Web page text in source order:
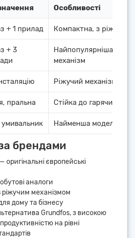
Особливості
+ 1 прилад Компактна, з ріжучим
+ 3
Найпопулярніша
механізм
Ріжучий механізм,
пральна Стійка до гарячих
Найменша модель, під
брендами
— оригінальні європейські
аналоги
ріжучим механізмом
дому та бізнесу
Grundfos, з високою
на рівні